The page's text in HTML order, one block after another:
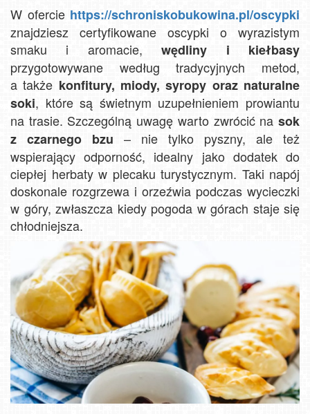
W ofercie https://schroniskobukowina.pl/oscypki
znajdziesz certyfikowane oscypki o wyrazistym
smaku i aromacie, wędliny i kiełbasy
przygotowywane według tradycyjnych metod,
a także konfitury, miody, syropy oraz naturalne
soki, które są świetnym uzupełnieniem prowiantu
na trasie. Szczególną uwagę warto zwrócić na sok
z czarnego bzu – nie tylko pyszny, ale też
wspierający odporność, idealny jako dodatek do
ciepłej herbaty w plecaku turystycznym. Taki napój
doskonale rozgrzewa i orzeźwia podczas wycieczki
w góry, zwłaszcza kiedy pogoda w górach staje się
chłodniejsza.